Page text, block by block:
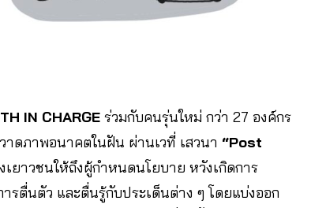
IN CHARGE ร่วมกับคนรุ่นใหม่ กว่า 27 องค์กร
ดภาพอนาคตในฝัน ผ่านเวที่ เสวนา “Post
เยาวชนให้ถึงผู้กำหนดนโยบาย หวังเกิดการ
รตื่นตัว และตื่นรู้กับประเด็นต่าง ๆ โดยแบ่งออก